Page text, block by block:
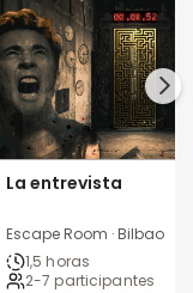
La entrevista
Escape Room · Bilbao
1,5 horas
2-7 participantes